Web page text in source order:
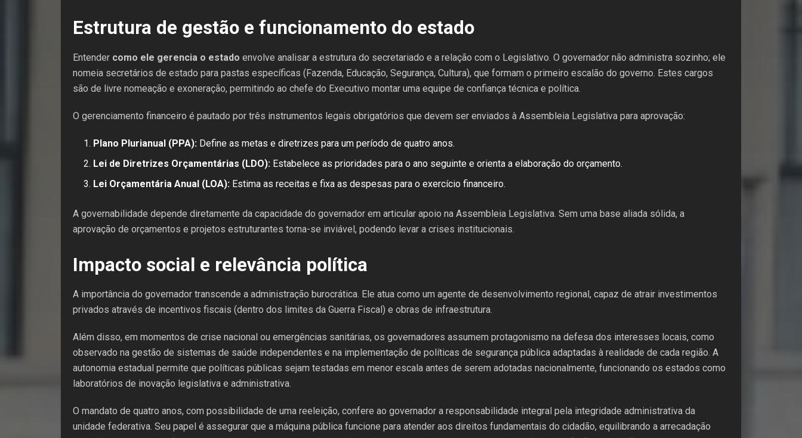
Estrutura de gestão e funcionamento do estado
Entender como ele gerencia o estado envolve analisar a estrutura do secretariado e a relação com o Legislativo. O governador não administra sozinho; ele
nomeia secretários de estado para pastas específicas (Fazenda, Educação, Segurança, Cultura), que formam o primeiro escalão do governo. Estes cargos
são de livre nomeação e exoneração, permitindo ao chefe do Executivo montar uma equipe de confiança técnica e política.
O gerenciamento financeiro é pautado por três instrumentos legais obrigatórios que devem ser enviados à Assembleia Legislativa para aprovação:
Plano Plurianual (PPA): Define as metas e diretrizes para um período de quatro anos.
Lei de Diretrizes Orçamentárias (LDO): Estabelece as prioridades para o ano seguinte e orienta a elaboração do orçamento.
Lei Orçamentária Anual (LOA): Estima as receitas e fixa as despesas para o exercício financeiro.
A governabilidade depende diretamente da capacidade do governador em articular apoio na Assembleia Legislativa. Sem uma base aliada sólida, a
aprovação de orçamentos e projetos estruturantes torna-se inviável, podendo levar a crises institucionais.
Impacto social e relevância política
A importância do governador transcende a administração burocrática. Ele atua como um agente de desenvolvimento regional, capaz de atrair investimentos
privados através de incentivos fiscais (dentro dos limites da Guerra Fiscal) e obras de infraestrutura.
Além disso, em momentos de crise nacional ou emergências sanitárias, os governadores assumem protagonismo na defesa dos interesses locais, como
observado na gestão de sistemas de saúde independentes e na implementação de políticas de segurança pública adaptadas à realidade de cada região. A
autonomia estadual permite que políticas públicas sejam testadas em menor escala antes de serem adotadas nacionalmente, funcionando os estados como
laboratórios de inovação legislativa e administrativa.
O mandato de quatro anos, com possibilidade de uma reeleição, confere ao governador a responsabilidade integral pela integridade administrativa da
unidade federativa. Seu papel é assegurar que a máquina pública funcione para atender aos direitos fundamentais do cidadão, equilibrando a arrecadação